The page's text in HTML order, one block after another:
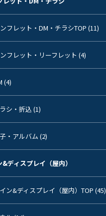
フレット・DM・チラシTOP (11)
フレット・リーフレット (4)
(4)
シ・折込 (1)
・アルバム (2)
ディスプレイ（屋内）
ン&ディスプレイ（屋内）TOP (45)